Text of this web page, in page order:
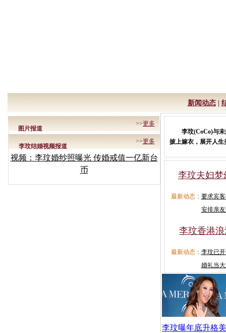
新闻动态|
图片报道
>>更多
李玟结婚视频报道
>>更多
视频：李玟婚纱照曝光 传婚戒值一亿新台
币
李玟(CoCo)与未
披上嫁衣，展开人
李玟夫妇
最新动态： 要求宾
安排亲
李玟香港
最新动态： 李玟已
婚礼当
李玟曝年底升格